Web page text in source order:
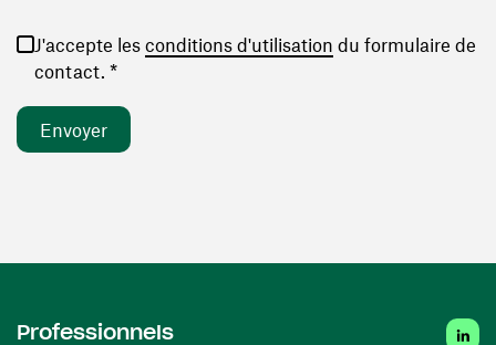
J'accepte les conditions d'utilisation (ouvre une
du formulaire de
contact. *
Professionnels